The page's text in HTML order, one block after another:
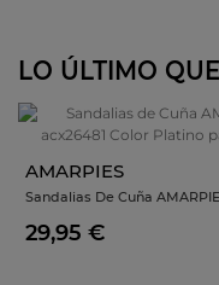
LO ÚLTIMO
AMARPIES
Sandalias De Cuña
Acx26481 Color Platino Para
29,95 €